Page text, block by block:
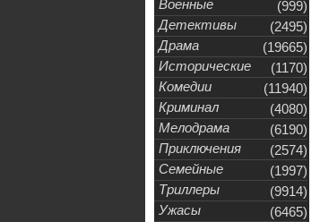
Военные
(999)
Детективы
(2495)
Драма
(19665)
Исторические
(1170)
Комедии
(11940)
Криминал
(4080)
Мелодрама
(6190)
Приключения
(2574)
Семейные
(1997)
Триллеры
(9914)
Ужасы
(6465)